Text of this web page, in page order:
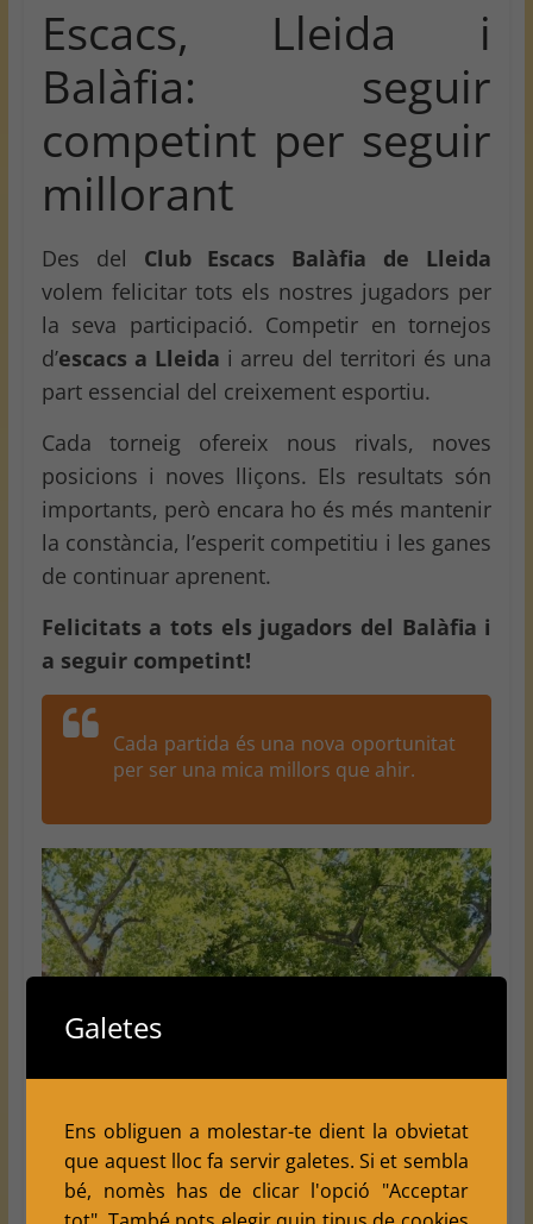
Escacs, Lleida i
Balàfia: seguir
competint per seguir
millorant
Des del Club Escacs Balàfia de Lleida
volem felicitar tots els nostres jugadors per
la seva participació. Competir en tornejos
d’escacs a Lleida i arreu del territori és una
part essencial del creixement esportiu.
Cada torneig ofereix nous rivals, noves
posicions i noves lliçons. Els resultats són
importants, però encara ho és més mantenir
la constància, l’esperit competitiu i les ganes
de continuar aprenent.
Felicitats a tots els jugadors del Balàfia i
a seguir competint!
Cada partida és una nova oportunitat
per ser una mica millors que ahir.
Galetes
Ens obliguen a molestar-te dient la obvietat
que aquest lloc fa servir galetes. Si et sembla
bé, nomès has de clicar l'opció "Acceptar